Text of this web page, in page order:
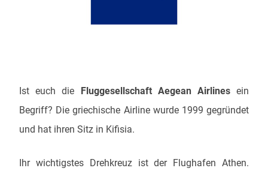
Ist euch die Fluggesellschaft Aegean Airlinesein
Begriff? Die griechische Airline wurde 1999 gegründet
und hat ihren Sitz in Kifisia.
Ihr wichtigstes Drehkreuz ist der Flughafen Athen.